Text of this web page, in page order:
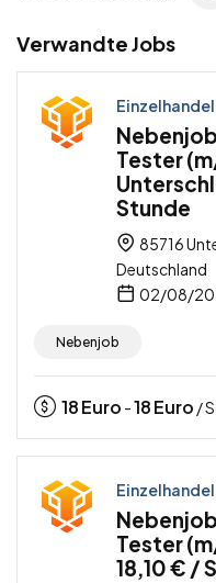
Verwandte Jobs
Einzelhandel
Tester
Stunde
85716
Deutschland
02/08/
Nebenjob
18Euro -18Euro /
Einzelhandel
Tester
18,10 € /